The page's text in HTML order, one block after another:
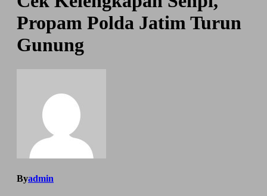
Propam Polda Jatim Turun
Gunung
Byadmin